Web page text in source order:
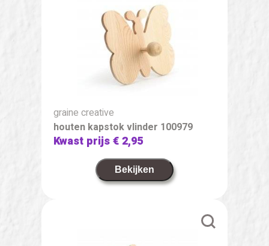
graine creative
houten kapstok vlinder 100979
Kwast prijs€ 2,95
Bekijken